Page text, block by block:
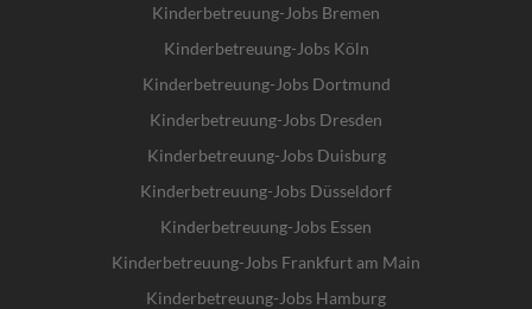
Kinderbetreuung-Jobs Bremen
Kinderbetreuung-Jobs Köln
Kinderbetreuung-Jobs Dortmund
Kinderbetreuung-Jobs Dresden
Kinderbetreuung-Jobs Duisburg
Kinderbetreuung-Jobs Düsseldorf
Kinderbetreuung-Jobs Essen
Kinderbetreuung-Jobs Frankfurt am Main
Kinderbetreuung-Jobs Hamburg